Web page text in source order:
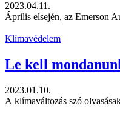
2023.04.11.
Április elsején, az Emerson
Klímavédelem
Le kell
2023.01.10.
A klímaváltozás szó